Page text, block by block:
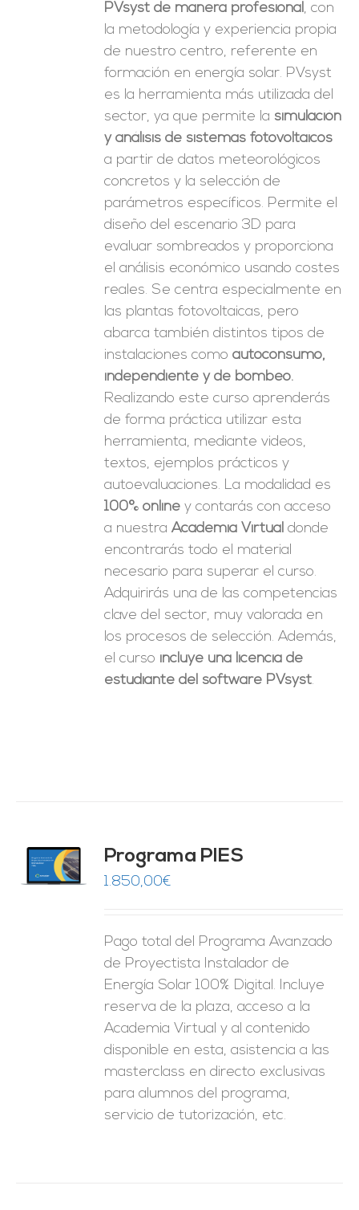
PVsyst de manera profesional, con
la metodología y experiencia propia
de nuestro centro, referente en
formación en energía solar. PVsyst
es la herramienta más utilizada del
sector, ya que permite la simulación
y análisis de sistemas fotovoltaicos
a partir de datos meteorológicos
concretos y la selección de
parámetros específicos. Permite el
diseño del escenario 3D para
evaluar sombreados y proporciona
el análisis económico usando costes
reales. Se centra especialmente en
las plantas fotovoltaicas, pero
abarca también distintos tipos de
instalaciones comoautoconsumo,
independiente y de bombeo.
Realizando este curso aprenderás
de forma práctica utilizar esta
herramienta, mediante videos,
textos, ejemplos prácticos y
autoevaluaciones. La modalidad es
100% online y contarás con acceso
a nuestraAcademia Virtual donde
encontrarás todo el material
necesario para superar el curso.
Adquirirás una de las competencias
clave del sector, muy valorada en
los procesos de selección. Además,
el curso incluye una licencia de
estudiante del software PVsyst.
Programa PIES
1.850,00€
Pago total del Programa Avanzado
de Proyectista Instalador de
Energía Solar 100% Digital. Incluye
reserva de la plaza, acceso a la
Academia Virtual y al contenido
disponible en esta, asistencia a las
masterclass en directo exclusivas
para alumnos del programa,
servicio de tutorización, etc.